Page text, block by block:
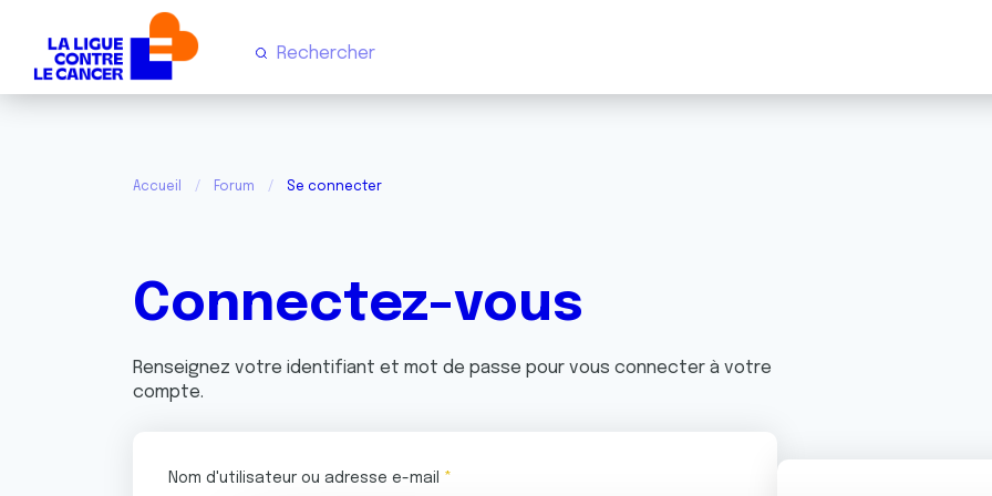
Accueil Forum Se connecter
Connectez-vous
Renseignez votre identifiant et mot de passe pour vous connecter à votre
compte.
Nom d'utilisateur ou adresse e-mail